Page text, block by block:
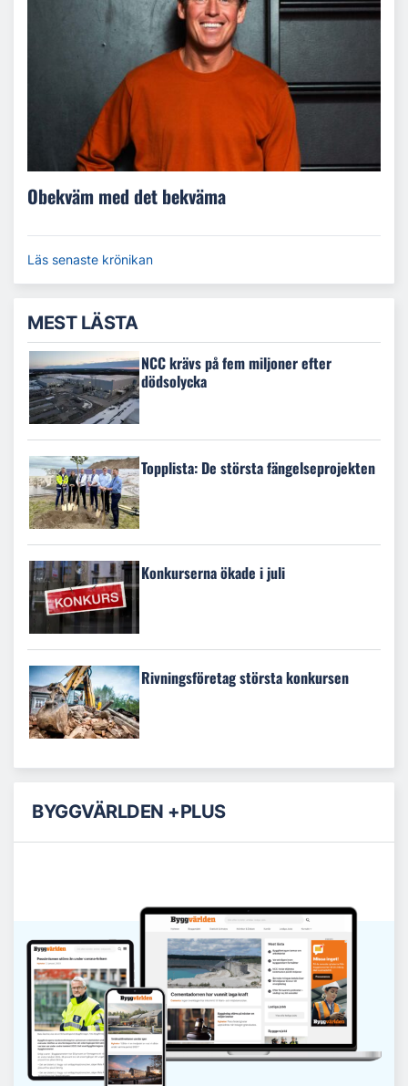
Obekväm med det bekväma
Läs senaste krönikan
MEST LÄSTA
NCC krävs på fem miljoner efter
dödsolycka
Topplista: De största fängelseprojekten
Konkurserna ökade i juli
Rivningsföretag största konkursen
BYGGVÄRLDEN +PLUS